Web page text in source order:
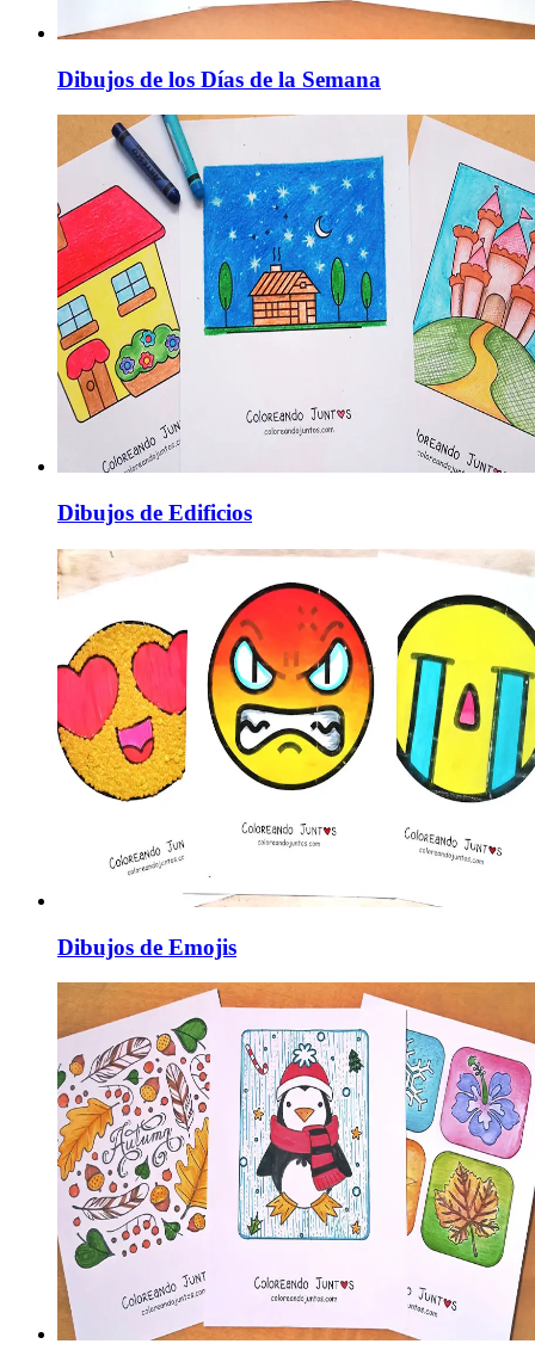
Dibujos de los Días de la Semana
Dibujos de Edificios
Dibujos de Emojis